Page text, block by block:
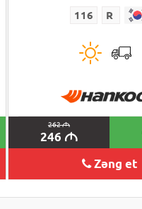
116 R
262M
246 M
Zəng et